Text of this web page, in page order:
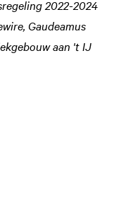
2022-2024
Gaudeamus
aan 't IJ